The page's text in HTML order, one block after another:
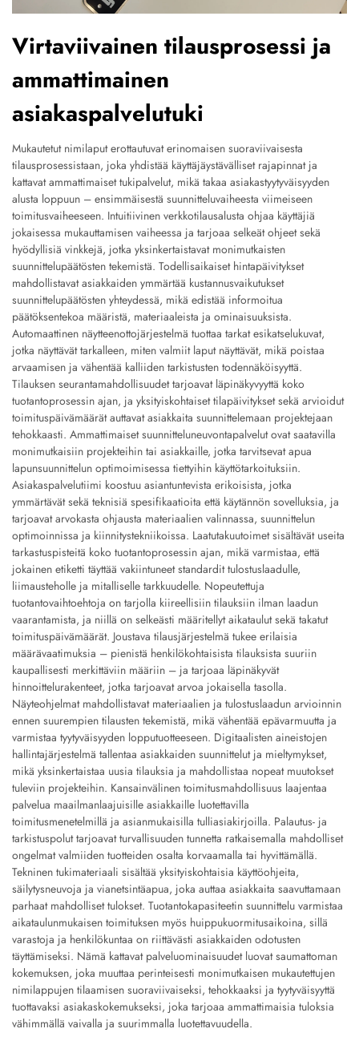
Virtaviivainen tilausprosessi ja
ammattimainen
asiakaspalvelutuki
Mukautetut nimilaput erottautuvat erinomaisen suoraviivaisesta
tilausprosessistaan, joka yhdistää käyttäjäystävälliset rajapinnat ja
kattavat ammattimaiset tukipalvelut, mikä takaa asiakastyytyväisyyden
alusta loppuun – ensimmäisestä suunnitteluvaiheesta viimeiseen
toimitusvaiheeseen. Intuitiivinen verkkotilausalusta ohjaa käyttäjiä
jokaisessa mukauttamisen vaiheessa ja tarjoaa selkeät ohjeet sekä
hyödyllisiä vinkkejä, jotka yksinkertaistavat monimutkaisten
suunnittelupäätösten tekemistä. Todellisaikaiset hintapäivitykset
mahdollistavat asiakkaiden ymmärtää kustannusvaikutukset
suunnittelupäätösten yhteydessä, mikä edistää informoitua
päätöksentekoa määristä, materiaaleista ja ominaisuuksista.
Automaattinen näytteenottojärjestelmä tuottaa tarkat esikatselukuvat,
jotka näyttävät tarkalleen, miten valmiit laput näyttävät, mikä poistaa
arvaamisen ja vähentää kalliiden tarkistusten todennäköisyyttä.
Tilauksen seurantamahdollisuudet tarjoavat läpinäkyvyyttä koko
tuotantoprosessin ajan, ja yksityiskohtaiset tilapäivitykset sekä arvioidut
toimituspäivämäärät auttavat asiakkaita suunnittelemaan projektejaan
tehokkaasti. Ammattimaiset suunnitteluneuvontapalvelut ovat saatavilla
monimutkaisiin projekteihin tai asiakkaille, jotka tarvitsevat apua
lapunsuunnittelun optimoimisessa tiettyihin käyttötarkoituksiin.
Asiakaspalvelutiimi koostuu asiantuntevista erikoisista, jotka
ymmärtävät sekä teknisiä spesifikaatioita että käytännön sovelluksia, ja
tarjoavat arvokasta ohjausta materiaalien valinnassa, suunnittelun
optimoinnissa ja kiinnitystekniikoissa. Laatutakuutoimet sisältävät useita
tarkastuspisteitä koko tuotantoprosessin ajan, mikä varmistaa, että
jokainen etiketti täyttää vakiintuneet standardit tulostuslaadulle,
liimausteholle ja mitalliselle tarkkuudelle. Nopeutettuja
tuotantovaihtoehtoja on tarjolla kiireellisiin tilauksiin ilman laadun
vaarantamista, ja niillä on selkeästi määritellyt aikataulut sekä takatut
toimituspäivämäärät. Joustava tilausjärjestelmä tukee erilaisia
määrävaatimuksia – pienistä henkilökohtaisista tilauksista suuriin
kaupallisesti merkittäviin määriin – ja tarjoaa läpinäkyvät
hinnoittelurakenteet, jotka tarjoavat arvoa jokaisella tasolla.
Näyteohjelmat mahdollistavat materiaalien ja tulostuslaadun arvioinnin
ennen suurempien tilausten tekemistä, mikä vähentää epävarmuutta ja
varmistaa tyytyväisyyden lopputuotteeseen. Digitaalisten aineistojen
hallintajärjestelmä tallentaa asiakkaiden suunnittelut ja mieltymykset,
mikä yksinkertaistaa uusia tilauksia ja mahdollistaa nopeat muutokset
tuleviin projekteihin. Kansainvälinen toimitusmahdollisuus laajentaa
palvelua maailmanlaajuisille asiakkaille luotettavilla
toimitusmenetelmillä ja asianmukaisilla tulliasiakirjoilla. Palautus- ja
tarkistuspolut tarjoavat turvallisuuden tunnetta ratkaisemalla mahdolliset
ongelmat valmiiden tuotteiden osalta korvaamalla tai hyvittämällä.
Tekninen tukimateriaali sisältää yksityiskohtaisia käyttöohjeita,
säilytysneuvoja ja vianetsintäapua, joka auttaa asiakkaita saavuttamaan
parhaat mahdolliset tulokset. Tuotantokapasiteetin suunnittelu varmistaa
aikataulunmukaisen toimituksen myös huippukuormitusaikoina, sillä
varastoja ja henkilökuntaa on riittävästi asiakkaiden odotusten
täyttämiseksi. Nämä kattavat palveluominaisuudet luovat saumattoman
kokemuksen, joka muuttaa perinteisesti monimutkaisen mukautettujen
nimilappujen tilaamisen suoraviivaiseksi, tehokkaaksi ja tyytyväisyyttä
tuottavaksi asiakaskokemukseksi, joka tarjoaa ammattimaisia tuloksia
vähimmällä vaivalla ja suurimmalla luotettavuudella.